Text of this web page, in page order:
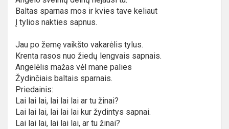
Baltas sparnas mos ir kvies tave keliaut
Į tylios nakties sapnus.
Jau po žemę vaikšto vakarėlis tylus.
Krenta rasos nuo žiedų lengvais sapnais.
Angelėlis mažas vėl mane palies
Žydinčiais baltais sparnais.
Priedainis:
Lai lai lai, lai lai lai ar tu žinai?
Lai lai lai, lai lai lai kur žydintys sapnai.
Lai lai lai, lai lai lai, ar tu žinai?